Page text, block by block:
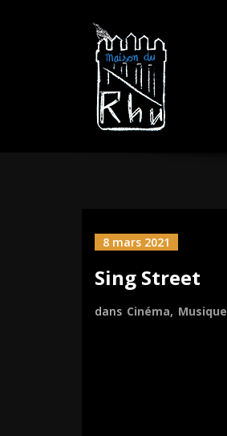
8 mars 2021
Sing Street
dans Cinéma, Musique